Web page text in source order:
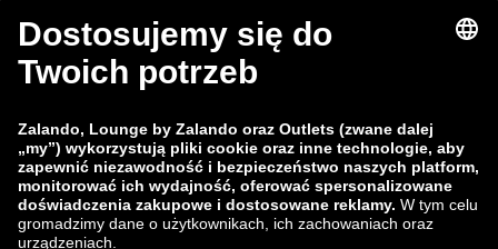
zalando-lounge.fi zalando-lounge.dk
zalando-lounge.co.uk
zalando-prive.es zalando-lounge.cz
zalando-lounge.lt zalando-lounge.sk
zalando-lounge.ro zalando-lounge.hr